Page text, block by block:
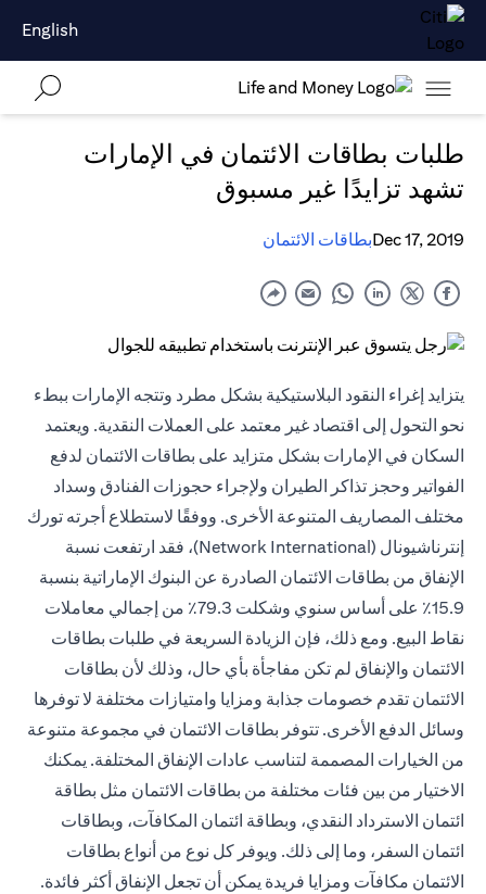
English
طلبات بطاقات الائتمان في الإمارات
تشهد تزايدًا غير مسبوق
Dec 17, 2019بطاقات الائتمان
يتزايد إغراء النقود البلاستيكية بشكل مطرد وتتجه الإمارات ببطء
نحو التحول إلى اقتصاد غير معتمد على العملات النقدية. ويعتمد
السكان في الإمارات بشكل متزايد على بطاقات الائتمان لدفع
الفواتير وحجز تذاكر الطيران ولإجراء حجوزات الفنادق وسداد
مختلف المصاريف المتنوعة الأخرى. ووفقًا لاستطلاع أجرته تورك
إنترناشيونال (Network International)، فقد ارتفعت نسبة
الإنفاق من بطاقات الائتمان الصادرة عن البنوك الإماراتية بنسبة
15.9٪ على أساس سنوي وشكلت 79.3٪ من إجمالي معاملات
نقاط البيع. ومع ذلك، فإن الزيادة السريعة في طلبات بطاقات
الائتمان والإنفاق لم تكن مفاجأة بأي حال، وذلك لأن بطاقات
الائتمان تقدم خصومات جذابة ومزايا وامتيازات مختلفة لا توفرها
وسائل الدفع الأخرى. تتوفر بطاقات الائتمان في مجموعة متنوعة
من الخيارات المصممة لتناسب عادات الإنفاق المختلفة. يمكنك
الاختيار من بين فئات مختلفة من بطاقات الائتمان مثل بطاقة
ائتمان الاسترداد النقدي، وبطاقة ائتمان المكافآت، وبطاقات
ائتمان السفر، وما إلى ذلك. ويوفر كل نوع من أنواع بطاقات
الائتمان مكافآت ومزايا فريدة يمكن أن تجعل الإنفاق أكثر فائدة.